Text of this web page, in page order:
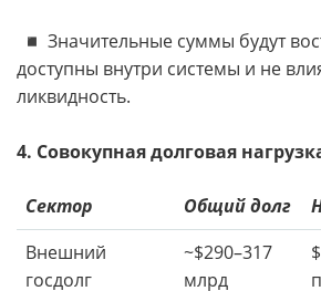
◾️ Значительные суммы будут
доступны внутри системы и не
ликвидность.
4. Совокупная долговая
Сектор Общий долг
Внешний
госдолг
~$290–317
млрд